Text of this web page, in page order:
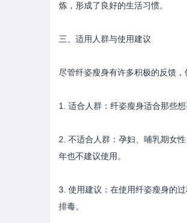
炼，形成了良好的生活习惯。
三、适用人群与使用建议
尽管纤姿瘦身有许多积极的反馈
1. 适合人群：纤姿瘦身适合那些
2. 不适合人群：孕妇、哺乳期女
年也不建议使用。
3. 使用建议：在使用纤姿瘦身的
排毒。